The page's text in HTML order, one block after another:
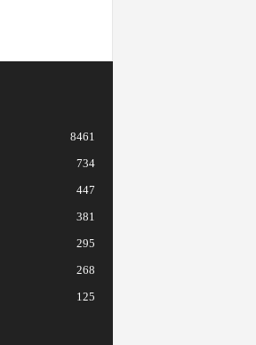
8461
734
447
381
295
268
125